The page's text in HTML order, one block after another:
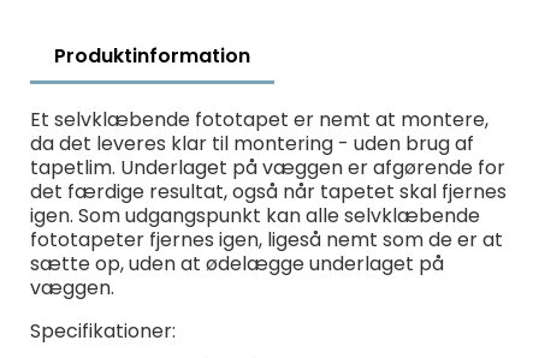
Produktinformation
Et selvklæbende fototapet er nemt at montere,
da det leveres klar til montering - uden brug af
tapetlim. Underlaget på væggen er afgørende for
det færdige resultat, også når tapetet skal fjernes
igen. Som udgangspunkt kan alle selvklæbende
fototapeter fjernes igen, ligeså nemt som de er at
sætte op, uden at ødelægge underlaget på
væggen.
Specifikationer: